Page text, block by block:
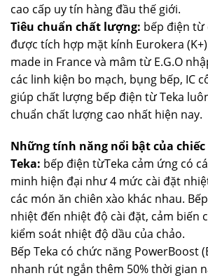
cao cấp uy tín hàng đầu thế giới.
Tiêu chuẩn chất lượng: bếp điện từ
được tích hợp mặt kính Eurokera
made in France và mâm từ E.G.O
các linh kiện bo mạch, bụng bếp, IC
giúp chất lượng bếp điện từ Teka
chuẩn chất lượng cao nhất hiện nay.
Những tính năng nổi bật của
Teka: bếp điện từTeka cảm ứng có
minh hiện đại như 4 mức cài đặt
các món ăn chiên xào khác nhau.
nhiệt đến nhiệt độ cài đặt, cảm biến
kiểm soát nhiệt độ dầu của chảo.
Bếp Teka có chức năng PowerBoost
nhanh rút ngắn thêm 50% thời gian